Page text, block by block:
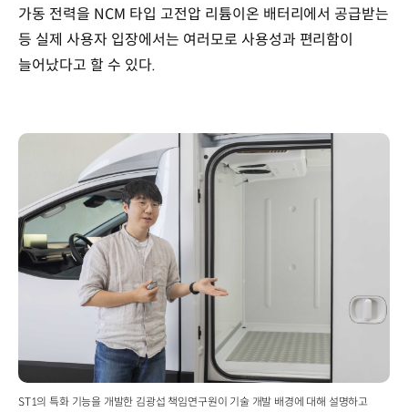
가동 전력을 NCM 타입 고전압 리튬이온 배터리에서 공급받는
등 실제 사용자 입장에서는 여러모로 사용성과 편리함이
늘어났다고 할 수 있다.
ST1의 특화 기능을 개발한 김광섭 책임연구원이 기술 개발 배경에 대해 설명하고